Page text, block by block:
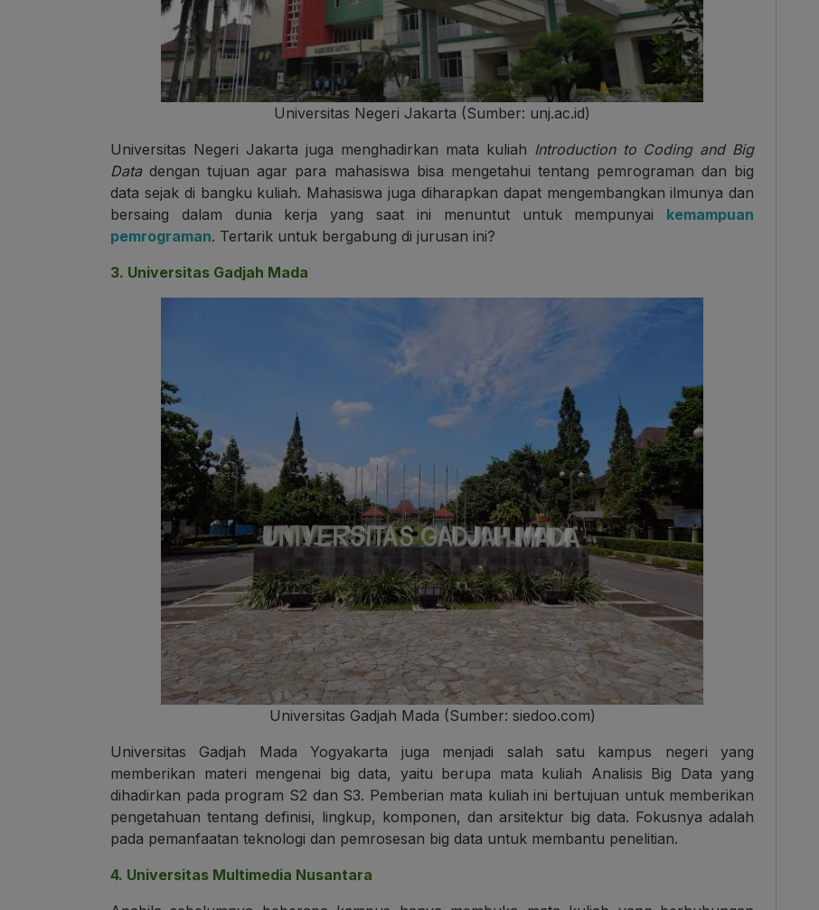
Universitas Negeri Jakarta (Sumber: unj.ac.id)
Universitas Negeri Jakarta juga menghadirkan mata kuliah Introduction to Coding and Big
Datadengan tujuan agar para mahasiswa bisa mengetahui tentang pemrograman dan big
data sejak di bangku kuliah. Mahasiswa juga diharapkan dapat mengembangkan ilmunya dan
bersaing dalam dunia kerja yang saat ini menuntut untuk mempunyai kemampuan
pemrograman. Tertarik untuk bergabung di jurusan ini?
3. Universitas Gadjah Mada
Universitas Gadjah Mada (Sumber: siedoo.com)
Universitas Gadjah Mada Yogyakarta juga menjadi salah satu kampus negeri yang
memberikan materi mengenai big data, yaitu berupa mata kuliah Analisis Big Data yang
dihadirkan pada program S2 dan S3. Pemberian mata kuliah ini bertujuan untuk memberikan
pengetahuan tentang definisi, lingkup, komponen, dan arsitektur big data. Fokusnya adalah
pada pemanfaatan teknologi dan pemrosesan big data untuk membantu penelitian.
4. Universitas Multimedia Nusantara